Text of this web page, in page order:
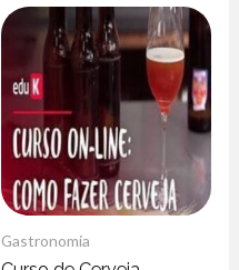
Gastronomia